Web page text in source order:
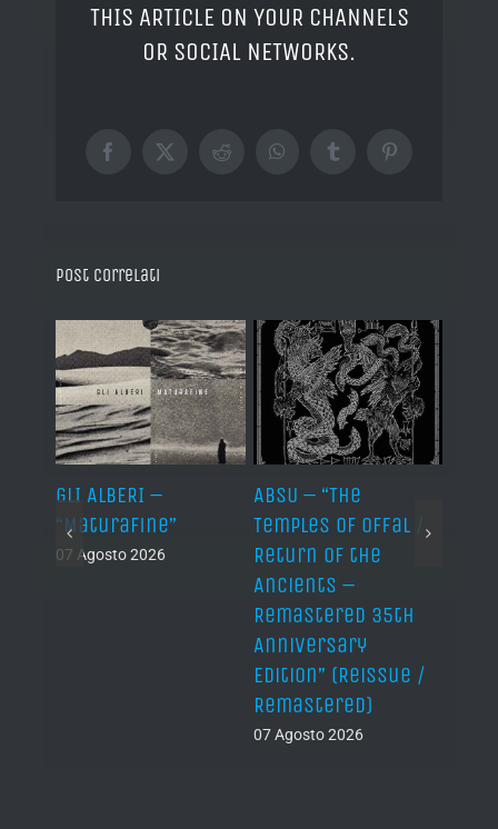
THIS ARTICLE ON YOUR CHANNELS
OR SOCIAL NETWORKS.
Facebook
X RedditWhatsAppTumblrPinterest
Post correlati
GLI ALBERI –
“Maturafine”
07 Agosto 2026
ABSU – “The
Temples of Offal /
Return of the
Ancients –
Remastered 35th
Anniversary
Edition” (Reissue /
Remastered)
07 Agosto 2026